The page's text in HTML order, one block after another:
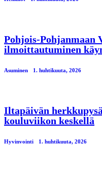
Pohjois-Pohjanmaan
ilmoittautuminen
Asuminen 1. huhtikuuta, 2026
Iltapäivän
kouluviikon keskellä
Hyvinvointi 1. huhtikuuta, 2026